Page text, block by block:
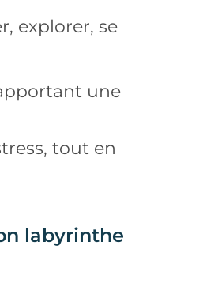
explorer, se
une
tout en
labyrinthe